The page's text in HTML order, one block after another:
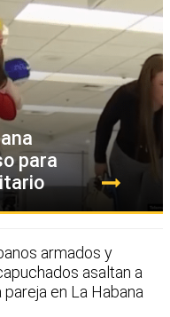
para
armados y
asaltan a
pareja en La Habana